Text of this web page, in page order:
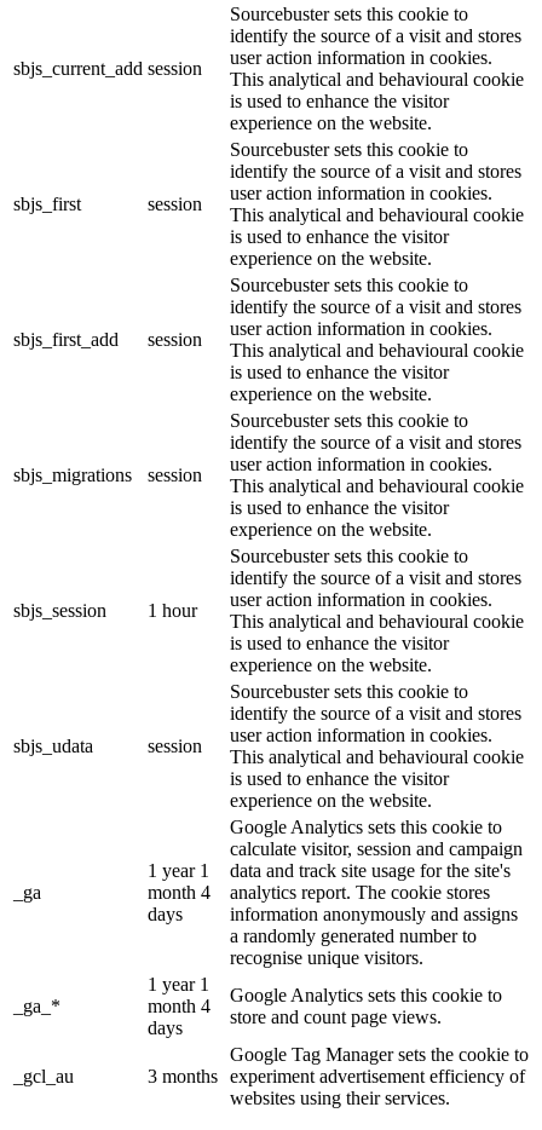
sbjs_current_add session
Sourcebuster sets this cookie to
identify the source of a visit and stores
user action information in cookies.
This analytical and behavioural cookie
is used to enhance the visitor
experience on the website.
sbjs_first session
Sourcebuster sets this cookie to
identify the source of a visit and stores
user action information in cookies.
This analytical and behavioural cookie
is used to enhance the visitor
experience on the website.
sbjs_first_add session
Sourcebuster sets this cookie to
identify the source of a visit and stores
user action information in cookies.
This analytical and behavioural cookie
is used to enhance the visitor
experience on the website.
sbjs_migrations session
Sourcebuster sets this cookie to
identify the source of a visit and stores
user action information in cookies.
This analytical and behavioural cookie
is used to enhance the visitor
experience on the website.
sbjs_session 1 hour
Sourcebuster sets this cookie to
identify the source of a visit and stores
user action information in cookies.
This analytical and behavioural cookie
is used to enhance the visitor
experience on the website.
sbjs_udata session
Sourcebuster sets this cookie to
identify the source of a visit and stores
user action information in cookies.
This analytical and behavioural cookie
is used to enhance the visitor
experience on the website.
_ga
1 year 1
month 4
days
Google Analytics sets this cookie to
calculate visitor, session and campaign
data and track site usage for the site's
analytics report. The cookie stores
information anonymously and assigns
a randomly generated number to
recognise unique visitors.
_ga_*
1 year 1
month 4
days
Google Analytics sets this cookie to
store and count page views.
_gcl_au 3 months
Google Tag Manager sets the cookie to
experiment advertisement efficiency of
websites using their services.